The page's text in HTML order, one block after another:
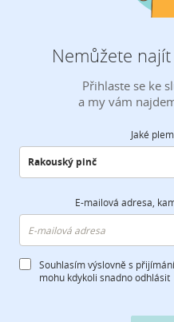
Nemůžete
Přihlaste se ke
a my vám
Jaké
E-mailová adresa,
Souhlasím výslovně s
mohu kdykoli snadno odhlásit